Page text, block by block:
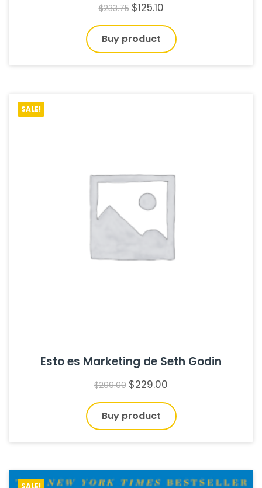
$233.75 $125.10
Buy product
SALE!
Esto es Marketing de Seth Godin
$299.00 $229.00
Buy product
SALE!